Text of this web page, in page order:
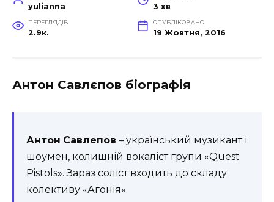
yulianna 3 хв
ПЕРЕГЛЯДІВ
2.9к.
ОПУБЛІКОВАНО
19 Жовтня, 2016
Антон Савлєпов біографія
Антон Савлепов – український музикант і
шоумен, колишній вокаліст групи «Quest
Pistols». Зараз соліст входить до складу
колективу «Агонія».